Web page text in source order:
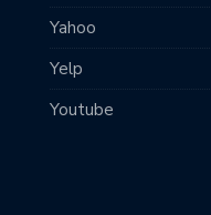
Yahoo
Yelp
Youtube